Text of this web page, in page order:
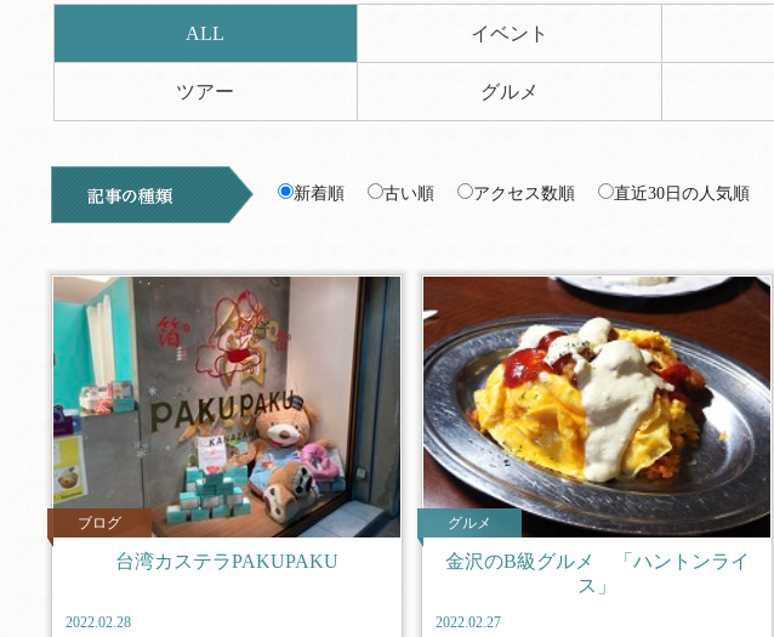
ALL イベント
ツアー グルメ
新着順 古い順 アクセス数順 直近30日の人気順
ブログ
台湾カステラPAKUPAKU
2022.02.28
グルメ
金沢のB級グルメ 「ハントンライ
ス」
2022.02.27